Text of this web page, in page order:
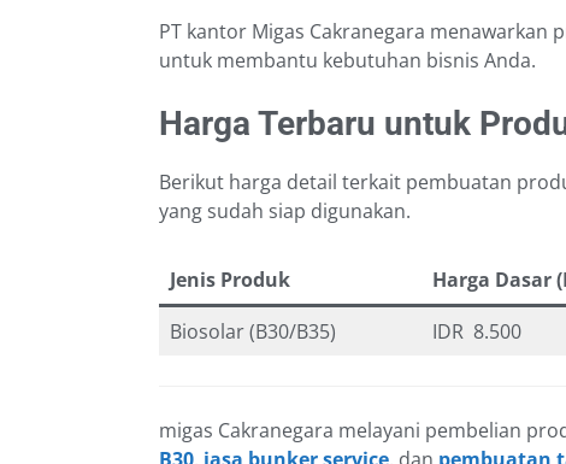
PT kantor Migas Cakranegara
untuk membantu kebutuhan bisnis Anda.
Harga Terbaru untuk
Berikut harga detail terkait pembuatan
yang sudah siap digunakan.
Jenis Produk Harga Dasar
Biosolar (B30/B35)
IDR 8.500
migas Cakranegara melayani pembelian